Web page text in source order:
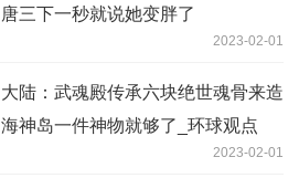
三下一秒就说她变胖了
2023-02-01
陆：武魂殿传承六块绝世魂骨来造
神岛一件神物就够了_环球观点
2023-02-01